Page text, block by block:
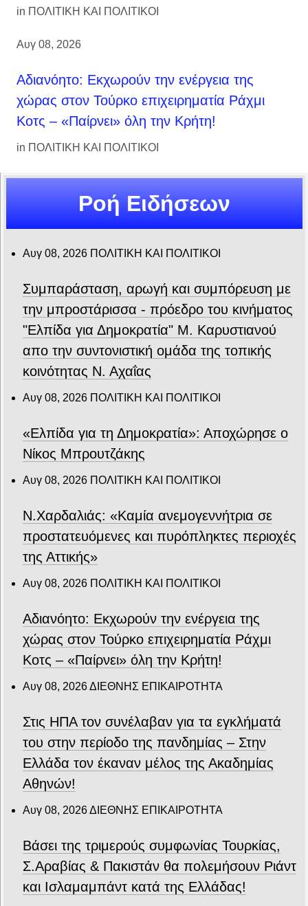
in ΠΟΛΙΤΙΚΗ ΚΑΙ ΠΟΛΙΤΙΚΟΙ
Αυγ 08, 2026
Αδιανόητο: Εκχωρούν την ενέργεια της
χώρας στον Τούρκο επιχειρηματία Ράχμι
Κοτς – «Παίρνει» όλη την Κρήτη!
in ΠΟΛΙΤΙΚΗ ΚΑΙ ΠΟΛΙΤΙΚΟΙ
Ροή Ειδήσεων
Αυγ 08, 2026 ΠΟΛΙΤΙΚΗ ΚΑΙ ΠΟΛΙΤΙΚΟΙ
Συμπαράσταση, αρωγή και συμπόρευση με
την μπροστάρισσα - πρόεδρο του κινήματος
"Ελπίδα για Δημοκρατία" Μ. Καρυστιανού
απο την συντονιστική ομάδα της τοπικής
κοινότητας Ν. Αχαΐας
Αυγ 08, 2026 ΠΟΛΙΤΙΚΗ ΚΑΙ ΠΟΛΙΤΙΚΟΙ
«Ελπίδα για τη Δημοκρατία»: Αποχώρησε ο
Νίκος Μπρουτζάκης
Αυγ 08, 2026 ΠΟΛΙΤΙΚΗ ΚΑΙ ΠΟΛΙΤΙΚΟΙ
Ν.Χαρδαλιάς: «Καμία ανεμογεννήτρια σε
προστατευόμενες και πυρόπληκτες περιοχές
της Αττικής»
Αυγ 08, 2026 ΠΟΛΙΤΙΚΗ ΚΑΙ ΠΟΛΙΤΙΚΟΙ
Αδιανόητο: Εκχωρούν την ενέργεια της
χώρας στον Τούρκο επιχειρηματία Ράχμι
Κοτς – «Παίρνει» όλη την Κρήτη!
Αυγ 08, 2026ΔΙΕΘΝΗΣ ΕΠΙΚΑΙΡΟΤΗΤΑ
Στις ΗΠΑ τον συνέλαβαν για τα εγκλήματά
του στην περίοδο της πανδημίας – Στην
Ελλάδα τον έκαναν μέλος της Ακαδημίας
Αθηνών!
Αυγ 08, 2026ΔΙΕΘΝΗΣ ΕΠΙΚΑΙΡΟΤΗΤΑ
Βάσει της τριμερούς συμφωνίας Τουρκίας,
Σ.Αραβίας & Πακιστάν θα πολεμήσουν Ριάντ
και Ισλαμαμπάντ κατά της Ελλάδας!